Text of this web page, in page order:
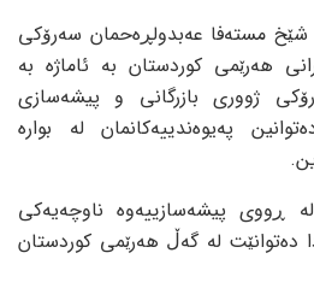
شێخ مستەفا عەبدولڕەحمان سەرۆکی
هەرێمی کوردستان بە ئاماژە بە
ژووری بازرگانی و پیشەسازی
پەیوەندییەکانمان لە بوارە
ڕووی پیشەسازییەوە ناوچەیەکی
دەتوانێت لە گەڵ هەرێمی کوردستان